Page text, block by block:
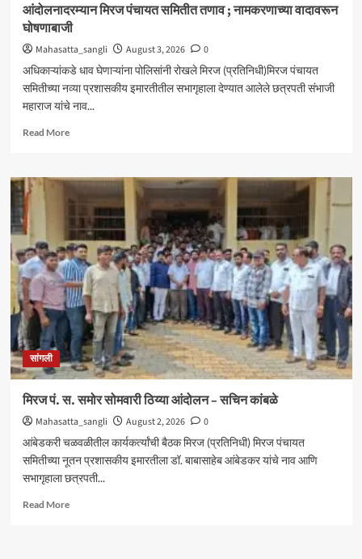
आंदोलनादरम्यान मिरज पंचायत समितीत तणाव ; नामकरणाच्या वादावरून
घोषणाबाजी
Mahasatta_sangli August 3, 2026
0
अधिकाऱ्यांकडे धाव घेणाऱ्यांना पोलिसांनी रोखले मिरज (प्रतिनिधी)मिरज पंचायत
समितीच्या नव्या प्रशासकीय इमारतीतील सभागृहाला देण्यात आलेले छत्रपती संभाजी
महाराज यांचे नाव...
Read MoreRead
आंदोलनादरम्यान
पंचायत
समितीत
तणाव
;
नामकरणाच्या
वादावरून
घोषणाबाजी
सांगली
मिरज पं. स. समोर सोमवारी ठिय्या आंदोलन – सचिन कांबळे
Mahasatta_sangli August 2, 2026
0
आंबेडकरी चळवळीतील कार्यकर्त्यांची बैठक मिरज (प्रतिनिधी) मिरज पंचायत
समितीच्या नूतन प्रशासकीय इमारतीला डॉ. बाबासाहेब आंबेडकर यांचे नाव आणि
सभागृहाला छत्रपती...
Read MoreRead